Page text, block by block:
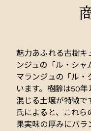
魅力あふれる古樹キ
ンジュの「ル・シャ
マランジュの「ル・
います。樹齢は50
混じる土壌が特徴で
氏によると、これら
果実味の厚みにバ